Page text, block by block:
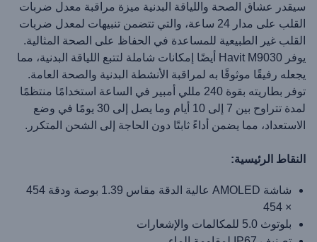
سيقدر عشاق الصحة واللياقة البدنية ميزة مراقبة معدل ضربات
القلب على مدار 24 ساعة، والتي تتضمن تنبيهات لمعدل ضربات
القلب غير الطبيعية للمساعدة في الحفاظ على الصحة المثالية.
يوفر Havit M9030 أيضًا إمكانات شاملة لتتبع اللياقة البدنية، مما
يجعله رفيقًا موثوقًا به لمراقبة الأنشطة البدنية والصحة العامة.
توفر بطاريته بقوة 240 مللي أمبير في الساعة استخدامًا منتظمًا
لمدة تتراوح بين 7 إلى 10 أيام وما يصل إلى 30 يومًا في وضع
الاستعداد، مما يضمن أداءً ثابتًا دون الحاجة إلى الشحن المتكرر.
النقاط الرئيسية:
شاشة AMOLED عالية الدقة مقاس 1.39 بوصة ودقة 454
× 454
بلوتوث 5.0 للمكالمات والإشعارات